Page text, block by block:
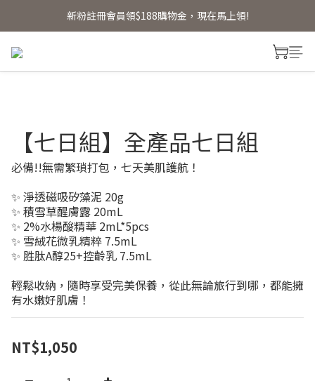
新粉註冊會員領$188購物金，現在馬上領!
新粉註冊會員領$188購物金，現在馬上領!
【七日組】全產品七日組
必備!!無需繁瑣打包，七天美肌護航！
✨ 淨透磁吸矽藻泥 20g
✨ 積雪草醒膚露 20mL
✨ 2%水楊酸精華 2mL*5pcs
✨ 雪絨花微乳精粹 7.5mL
✨ 胜肽A醇25+控齡乳 7.5mL
輕鬆收納，隨時享受完美保養，從此無論旅行到哪，都能擁
有水嫩好肌膚！
NT$1,050